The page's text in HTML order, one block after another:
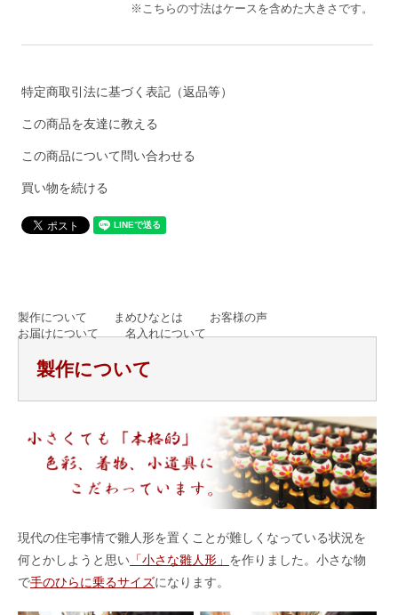
※こちらの寸法はケースを含めた大きさです。
特定商取引法に基づく表記（返品等）
この商品を友達に教える
この商品について問い合わせる
買い物を続ける
製作について まめひなとは
お客様の声
お届けについて
名入れについて
製作について
現代の住宅事情で雛人形を置くことが難しくなっている状況を
何とかしようと思い 「小さな雛人形」 を作りました。小さな物
で手のひらに乗るサイズになります。